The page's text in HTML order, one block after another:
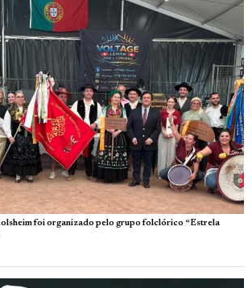
foi organizado pelo grupo folclórico “Estrela